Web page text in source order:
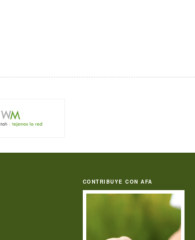
CONTRIBUYE CON AFA